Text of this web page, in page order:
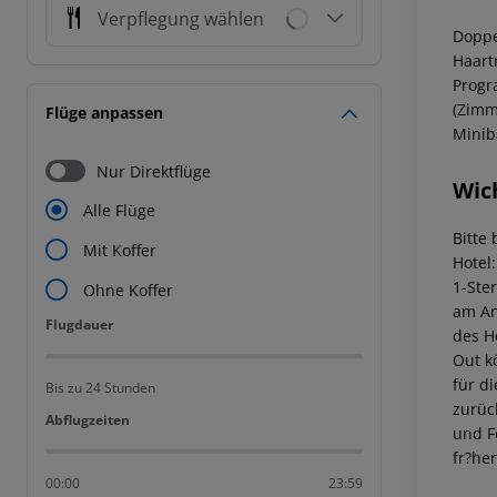
Verpflegung wählen
Flüge anpassen
Nur Direktflüge
Alle Flüge
Mit Koffer
Ohne Koffer
Flugdauer
Flugdauer
Bis zu 24 Stunden
Abflugzeiten
Abflugzeiten
00:00 23:59
Bitte
1-
am
des
Out
für
und